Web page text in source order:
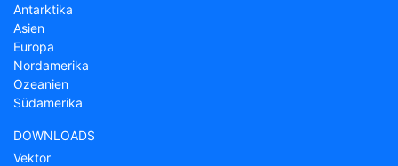
Antarktika
Asien
Europa
Nordamerika
Ozeanien
Südamerika
DOWNLOADS
Vektor